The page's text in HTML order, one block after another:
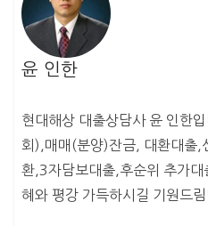
윤 인한
현대해상 대출상담사 윤 인한
회),매매(분양)잔금, 대환대출,
환,3자담보대출,후순위 추가
혜와 평강 가득하시길 기원